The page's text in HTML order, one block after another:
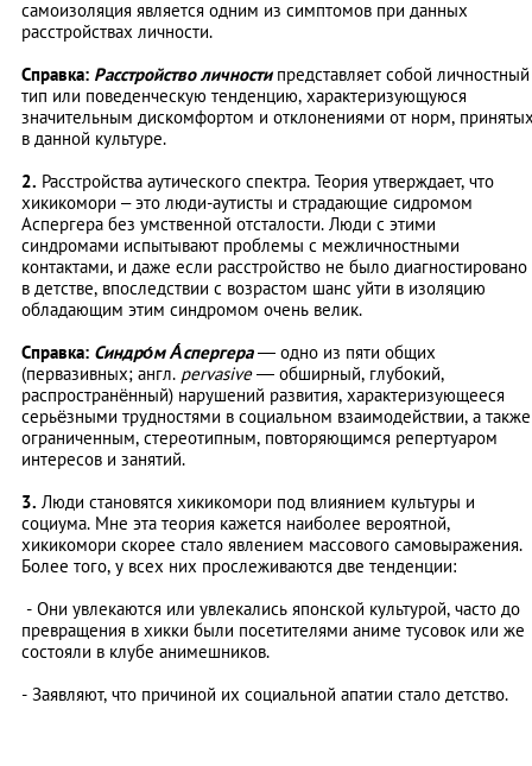
самоизоляция является одним из симптомов при данных
расстройствах личности.
Справка: Расстройство личностипредставляет собой личностный
тип или поведенческую тенденцию, характеризующуюся
значительным дискомфортом и отклонениями от норм,
в данной культуре.
2. Расстройства аутического спектра. Теория утверждает, что
хикикомори – это люди-аутисты и страдающие сидромом
Аспергера без умственной отсталости. Люди с этими
синдромами испытывают проблемы с межличностными
контактами, и даже если расстройство не было диагностировано
в детстве, впоследствии с возрастом шанс уйти в изоляцию
обладающим этим синдромом очень велик.
Справка: Синдро́м А́спергера— одно из пяти общих
(первазивных; англ. pervasive— обширный, глубокий,
распространённый) нарушений развития, характеризующееся
серьёзными трудностями в социальном взаимодействии, а также
ограниченным, стереотипным, повторяющимся репертуаром
интересов и занятий.
3. Люди становятся хикикомори под влиянием культуры и
социума. Мне эта теория кажется наиболее вероятной,
хикикомори скорее стало явлением массового самовыражения.
Более того, у всех них прослеживаются две тенденции:
- Они увлекаются или увлекались японской культурой, часто до
превращения в хикки были посетителями аниме тусовок или же
состояли в клубе анимешников.
- Заявляют, что причиной их социальной апатии стало детство.